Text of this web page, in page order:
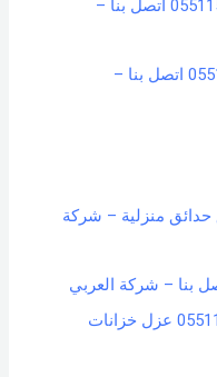
شركة مكافحة حشرات بحائل – 0551154864 اتصل بنا –
فك وتركيب مكيفات بحائل – 0551154864 اتصل بنا –
منزلية – شركة
شركة تنظيف خزانات بعرعر – 0551154864 عزل خزانات